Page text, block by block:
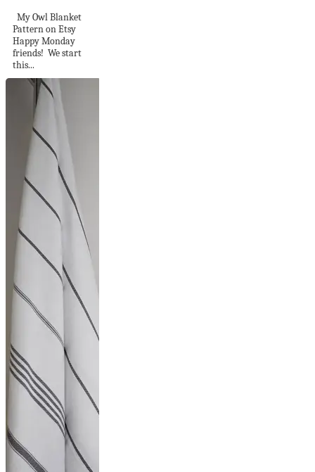
My Owl Blanket
Pattern on Etsy
Happy Monday
friends! We start
this...